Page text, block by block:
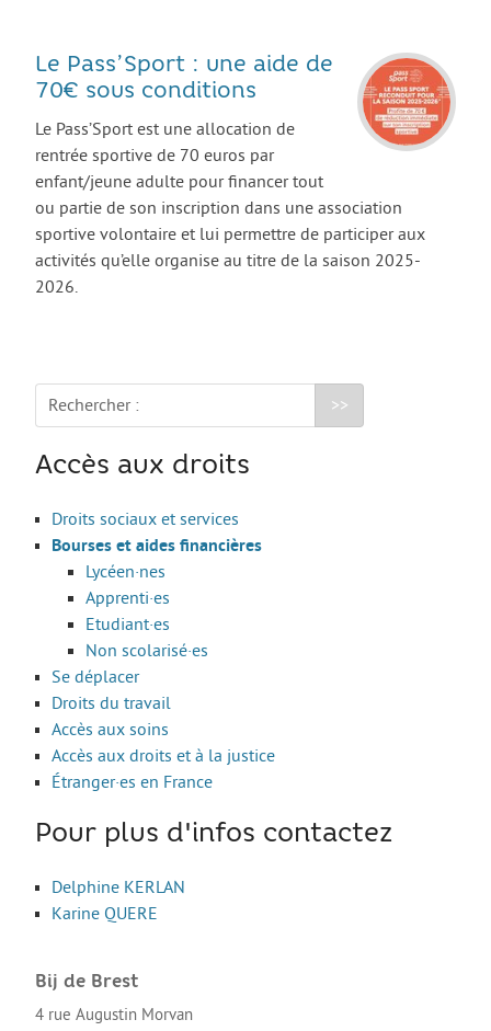
Les stages
L’alternance
Bafa et animation
La formation continue
Métiers en uniforme
Année de Césure
INTERNATIONAL
Emploi
Volontariat
Séjours linguistiques / interculturels
Move from Brest
Mineur·es
Année de césure
LOGEMENT
Organiser la recherche d’un logement
Chercher un logement
Les aides au logement
S’installer et vivre dans mon logement
Annonces logement
Partir en vacances
Le Pass’Sport : une aide de
70€ sous conditions
Le Pass’Sport est une allocation de
rentrée sportive de 70 euros par
enfant/jeune adulte pour financer tout
ou partie de son inscription dans une association
sportive volontaire et lui permettre de participer aux
activités qu’elle organise au titre de la saison 2025-
2026.
Rechercher :
Accès aux droits
Droits sociaux et services
Bourses et aides financières
Lycéen·nes
Apprenti·es
Etudiant·es
Non scolarisé·es
Se déplacer
Droits du travail
Accès aux soins
Accès aux droits et à la justice
Étranger·es en France
Pour plus d'infos contactez
Delphine KERLAN
Karine QUERE
Bij de Brest
4 rue Augustin Morvan